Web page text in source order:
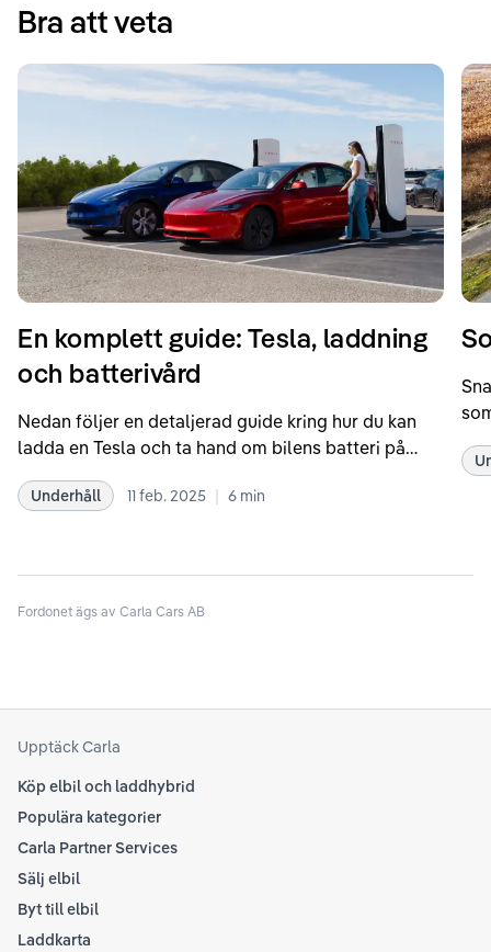
Bra att veta
En komplett guide: Tesla, laddning
och batterivård
Nedan följer en detaljerad guide kring hur du kan
ladda en Tesla och ta hand om bilens batteri på
rekommendationer samt våra egna erfarenheter
att kolla Teslas officiella supportsidor för den
senaste informationen.
Underhåll 11 feb. 2025 | 6 min
till
Fordonet ägs av Carla Cars AB
Upptäck Carla
Köp elbil och laddhybrid
Populära kategorier
Carla Partner Services
Sälj elbil
Byt till elbil
Laddkarta